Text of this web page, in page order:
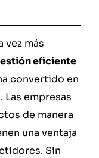
vez más
eficiente
convertido en
empresas
de manera
una ventaja
Sin